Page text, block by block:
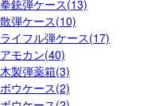
拳銃弾ケース(13)
散弾ケース(10)
ライフル弾ケース(17)
アモカン(40)
木製弾薬箱(3)
ボウケース(2)